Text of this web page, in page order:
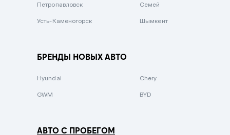
Зеленый металлик
Петропавловск Семей
Усть-Каменогорск Шымкент
БРЕНДЫ НОВЫХ АВТО
Hyundai Chery
GWM BYD
АВТО С ПРОБЕГОМ